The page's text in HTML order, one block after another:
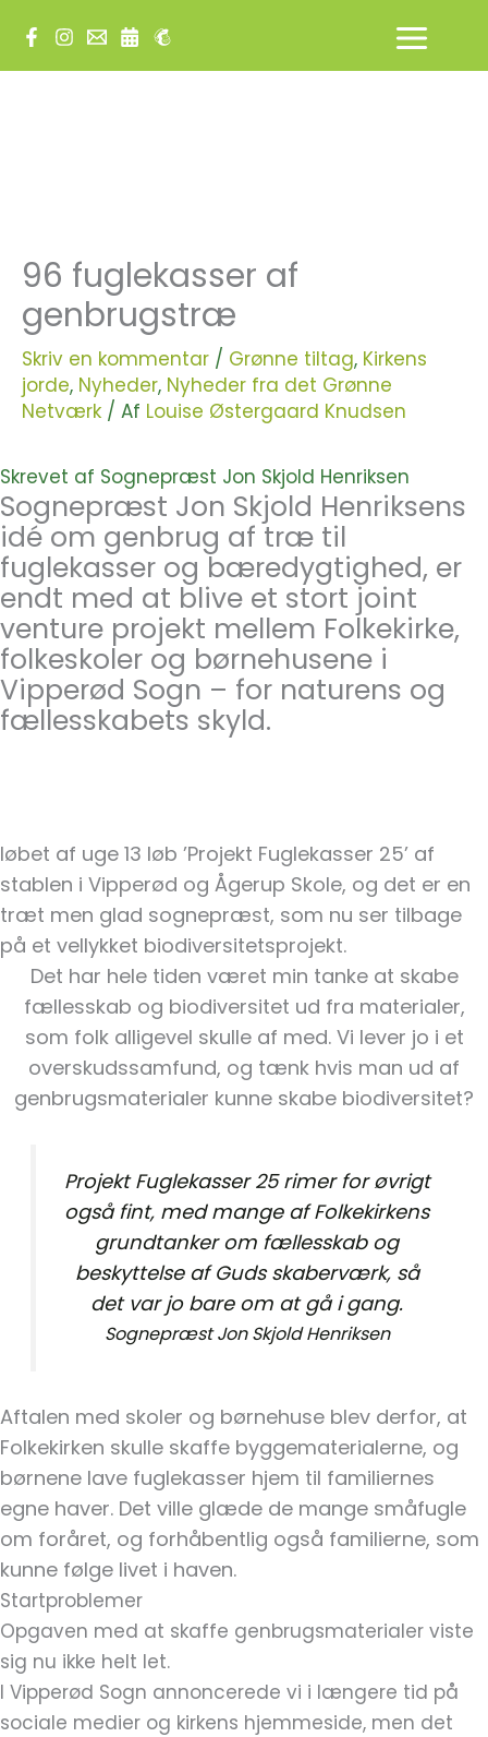
indholdet
96 fuglekasser af
genbrugstræ
Skriv en kommentar / Grønne tiltag, Kirkens
jorde, Nyheder, Nyheder fra det Grønne
Netværk / Af Louise Østergaard Knudsen
Skrevet af Sognepræst Jon Skjold Henriksen
Sognepræst Jon Skjold Henriksens
idé om genbrug af træ til
fuglekasser og bæredygtighed, er
endt med at blive et stort joint
venture projekt mellem Folkekirke,
folkeskoler og børnehusene i
Vipperød Sogn – for naturens og
fællesskabets skyld.
løbet af uge 13 løb ’Projekt Fuglekasser 25’ af
stablen i Vipperød og Ågerup Skole, og det er en
træt men glad sognepræst, som nu ser tilbage
på et vellykket biodiversitetsprojekt.
Det har hele tiden været min tanke at skabe
fællesskab og biodiversitet ud fra materialer,
som folk alligevel skulle af med. Vi lever jo i et
overskudssamfund, og tænk hvis man ud af
genbrugsmaterialer kunne skabe biodiversitet?
Projekt Fuglekasser 25 rimer for øvrigt
også fint, med mange af Folkekirkens
grundtanker om fællesskab og
beskyttelse af Guds skaberværk, så
det var jo bare om at gå i gang.
Sognepræst Jon Skjold Henriksen
Aftalen med skoler og børnehuse blev derfor, at
Folkekirken skulle skaffe byggematerialerne, og
børnene lave fuglekasser hjem til familiernes
egne haver. Det ville glæde de mange småfugle
om foråret, og forhåbentlig også familierne, som
kunne følge livet i haven.
Startproblemer
Opgaven med at skaffe genbrugsmaterialer viste
sig nu ikke helt let.
I Vipperød Sogn annoncerede vi i længere tid på
sociale medier og kirkens hjemmeside, men det